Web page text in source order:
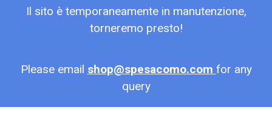
Il sito è temporaneamente in manutenzione,
torneremo presto!
Please email shop@spesacomo.com for any
query